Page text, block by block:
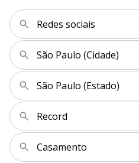
Redes sociais
São Paulo (Cidade)
São Paulo (Estado)
Record
Casamento